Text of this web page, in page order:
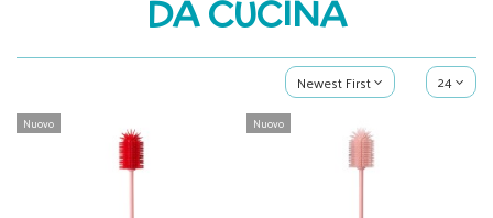
DA CUCINA
Newest First 24
Nuovo Nuovo